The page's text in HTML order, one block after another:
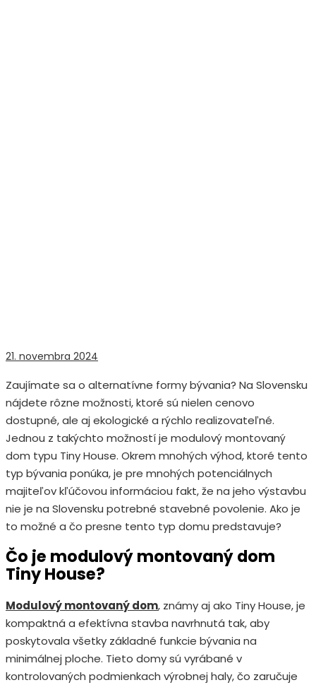
21. novembra 2024
Zaujímate sa o alternatívne formy bývania? Na Slovensku
nájdete rôzne možnosti, ktoré sú nielen cenovo
dostupné, ale aj ekologické a rýchlo realizovateľné.
Jednou z takýchto možností je modulový montovaný
dom typu Tiny House. Okrem mnohých výhod, ktoré tento
typ bývania ponúka, je pre mnohých potenciálnych
majiteľov kľúčovou informáciou fakt, že na jeho výstavbu
nie je na Slovensku potrebné stavebné povolenie. Ako je
to možné a čo presne tento typ domu predstavuje?
Čo je modulový montovaný dom
Tiny House?
Modulový montovaný dom, známy aj ako Tiny House, je
kompaktná a efektívna stavba navrhnutá tak, aby
poskytovala všetky základné funkcie bývania na
minimálnej ploche. Tieto domy sú vyrábané v
kontrolovaných podmienkach výrobnej haly, čo zaručuje